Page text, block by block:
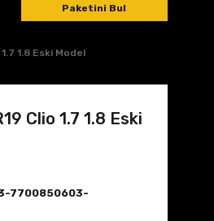
Paketini Bul
1.8 Eski Model
Clio 1.7 1.8 Eski
7700850603-